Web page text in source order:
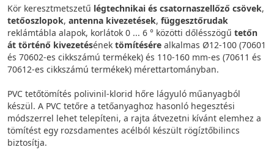
Kör keresztmetszetű légtechnikai és csatornaszellőző csövek,
tetőoszlopok, antenna kivezetések, függesztőrudak
reklámtábla alapok, korlátok 0 ... 6 ° közötti dőlésszögű tetőn
át történő kivezetésének tömítésére alkalmas Ø12-100 (70601
és 70602-es cikkszámú termékek) és 110-160 mm-es (70611 és
70612-es cikkszámú termékek) mérettartományban.
PVC tetőtömítés polivinil-klorid hőre lágyuló műanyagból
készül. A PVC tetőre a tetőanyaghoz hasonló hegesztési
módszerrel lehet telepíteni, a rajta átvezetni kívánt elemhez a
tömítést egy rozsdamentes acélból készült rögíztőbilincs
biztosítja.